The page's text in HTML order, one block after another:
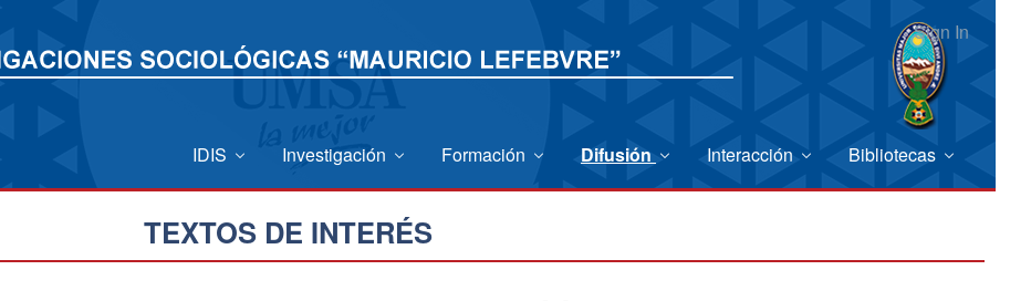
Sign In
IDIS Investigación Formación Difusión Interacción Bibliotecas
TEXTOS DE INTERÉS